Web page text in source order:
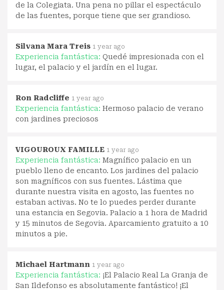
de la Colegiata. Una pena no pillar el espectáculo
de las fuentes, porque tiene que ser grandioso.
Silvana Mara Treis 1 year ago
Experiencia fantástica: Quedé impresionada con el
lugar, el palacio y el jardín en el lugar.
Ron Radcliffe 1 year ago
Experiencia fantástica: Hermoso palacio de verano
con jardines preciosos
VIGOUROUX FAMILLE 1 year ago
Experiencia fantástica: Magnífico palacio en un
pueblo lleno de encanto. Los jardines del palacio
son magníficos con sus fuentes. Lástima que
durante nuestra visita en agosto, las fuentes no
estaban activas. No te lo puedes perder durante
una estancia en Segovia. Palacio a 1 hora de Madrid
y 15 minutos de Segovia. Aparcamiento gratuito a 10
minutos a pie.
Michael Hartmann 1 year ago
Experiencia fantástica: ¡El Palacio Real La Granja de
San Ildefonso es absolutamente fantástico! ¡El